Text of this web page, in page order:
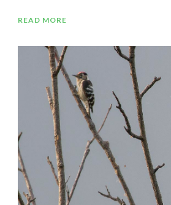
READ MORE